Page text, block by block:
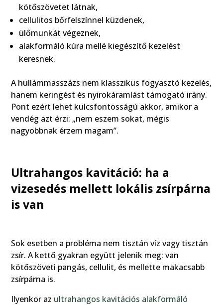
kötőszövetet látnak,
cellulitos bőrfelszínnel küzdenek,
ülőmunkát végeznek,
alakformáló kúra mellé kiegészítő kezelést
keresnek.
A hullámmasszázs nem klasszikus fogyasztó kezelés,
hanem keringést és nyirokáramlást támogató irány.
Pont ezért lehet kulcsfontosságú akkor, amikor a
vendég azt érzi: „nem eszem sokat, mégis
nagyobbnak érzem magam”.
Ultrahangos kavitáció: ha a
vizesedés mellett lokális zsírpárna
is van
Sok esetben a probléma nem tisztán víz vagy tisztán
zsír. A kettő gyakran együtt jelenik meg: van
kötőszöveti pangás, cellulit, és mellette makacsabb
zsírpárna is.
Ilyenkor az ultrahangos kavitációs alakformáló